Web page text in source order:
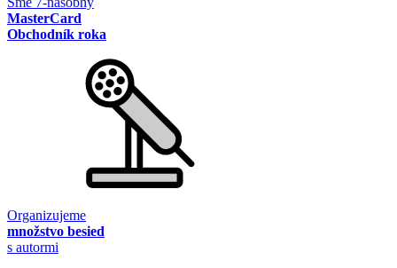
MasterCard
Obchodník roka
Organizujeme
množstvo besied
s autormi